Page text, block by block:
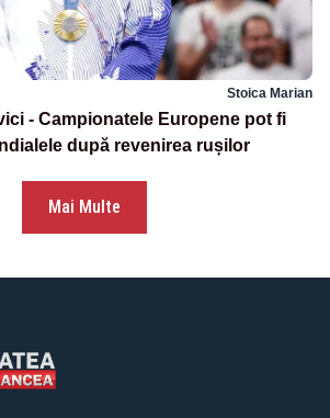
Stoica Marian
- Campionatele Europene pot fi
după revenirea rușilor
Mai Multe